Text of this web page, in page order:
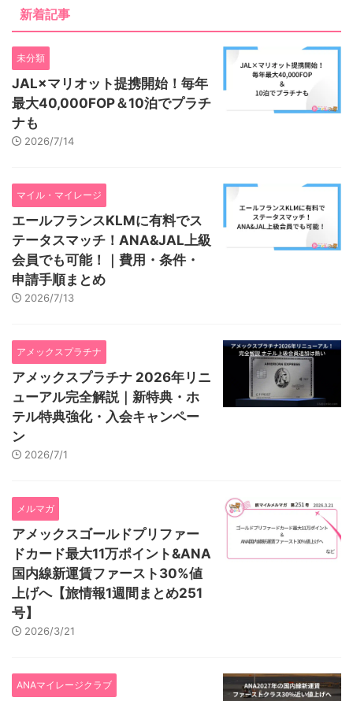
新着記事
未分類
JAL×マリオット提携開始！毎年
最大40,000FOP＆10泊でプラチ
ナも
2026/7/14
マイル・マイレージ
エールフランスKLMに有料でス
テータスマッチ！ANA&JAL上級
会員でも可能！｜費用・条件・
申請手順まとめ
2026/7/13
アメックスプラチナ
アメックスプラチナ 2026年リニ
ューアル完全解説｜新特典・ホ
テル特典強化・入会キャンペー
ン
2026/7/1
メルマガ
アメックスゴールドプリファー
ドカード最大11万ポイント&ANA
国内線新運賃ファースト30%値
上げへ【旅情報1週間まとめ251
号】
2026/3/21
ANAマイレージクラブ